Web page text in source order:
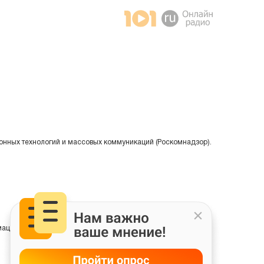
технологий и массовых коммуникаций (Роскомнадзор).
на основе сбора, систематизации и анализа сведений,